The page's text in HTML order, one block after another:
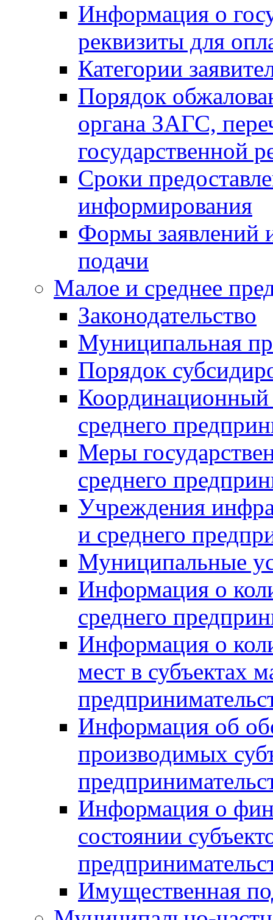
Информация о
реквизиты для
Категории
Порядок
органа ЗАГС,
государственной
Сроки
информирования
Формы заявлений
подачи
Малое и среднее
Законодательство
Муниципальная
Порядок
Координационный
среднего
Меры
среднего
Учреждения
и среднего
Муниципальные
Информация о
среднего
Информация о
мест в субъектах
Информация об
производимых
Информация о
состоянии
Имущественная